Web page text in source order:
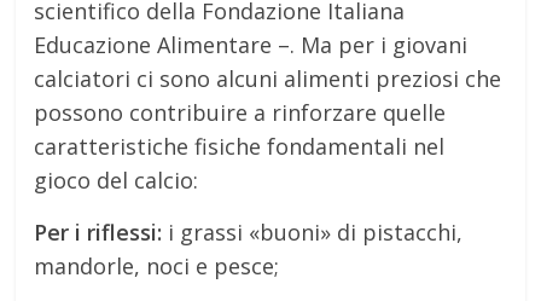
scientifico della Fondazione Italiana
Educazione Alimentare –. Ma per i giovani
calciatori ci sono alcuni alimenti preziosi che
possono contribuire a rinforzare quelle
caratteristiche fisiche fondamentali nel
gioco del calcio:
Per i riflessi: i grassi «buoni» di pistacchi,
mandorle, noci e pesce;